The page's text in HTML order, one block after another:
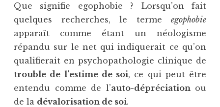
Que signifie egophobie ? Lorsqu’on fait
quelques recherches, le terme egophobie
apparaît comme étant un néologisme
répandu sur le net qui indiquerait ce qu’on
qualifierait en psychopathologie clinique de
trouble de l’estime de soi, ce qui peut être
entendu comme de l’auto-dépréciation ou
de la dévalorisation de soi.